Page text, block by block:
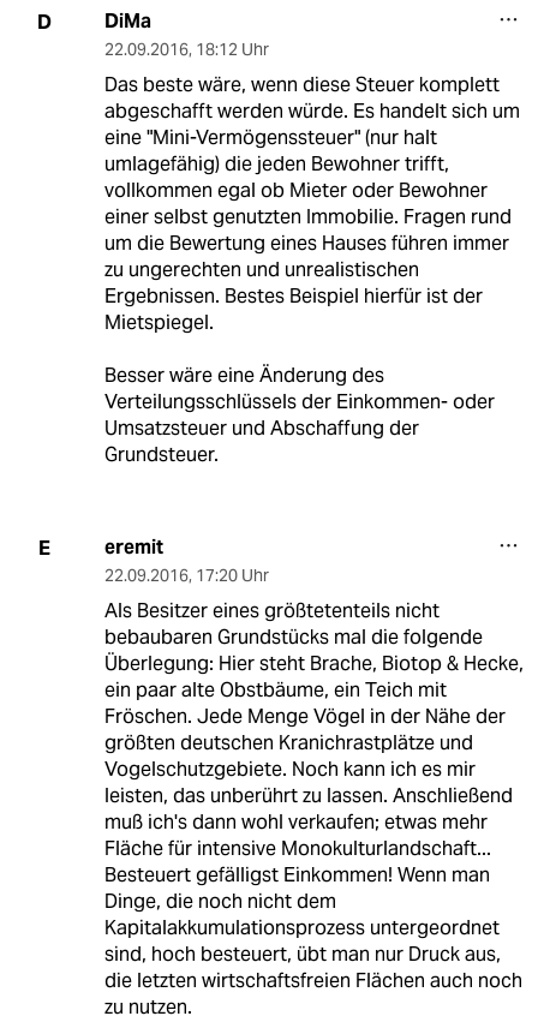
D DiMa
22.09.2016, 18:12 Uhr
Das beste wäre, wenn diese Steuer komplett
abgeschafft werden würde. Es handelt sich um
eine "Mini-Vermögenssteuer" (nur halt
umlagefähig) die jeden Bewohner trifft,
vollkommen egal ob Mieter oder Bewohner
einer selbst genutzten Immobilie. Fragen rund
um die Bewertung eines Hauses führen immer
zu ungerechten und unrealistischen
Ergebnissen. Bestes Beispiel hierfür ist der
Mietspiegel.
Besser wäre eine Änderung des
Verteilungsschlüssels der Einkommen- oder
Umsatzsteuer und Abschaffung der
Grundsteuer.
E eremit
22.09.2016, 17:20 Uhr
Als Besitzer eines größtetenteils nicht
bebaubaren Grundstücks mal die folgende
Überlegung: Hier steht Brache, Biotop & Hecke,
ein paar alte Obstbäume, ein Teich mit
Fröschen. Jede Menge Vögel in der Nähe der
größten deutschen Kranichrastplätze und
Vogelschutzgebiete. Noch kann ich es mir
leisten, das unberührt zu lassen. Anschließend
muß ich's dann wohl verkaufen; etwas mehr
Fläche für intensive Monokulturlandschaft...
Besteuert gefälligst Einkommen! Wenn man
Dinge, die noch nicht dem
Kapitalakkumulationsprozess untergeordnet
sind, hoch besteuert, übt man nur Druck aus,
die letzten wirtschaftsfreien Flächen auch noch
zu nutzen.